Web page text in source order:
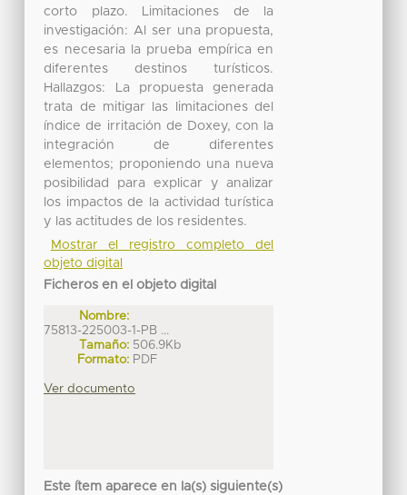
corto plazo. Limitaciones de la
investigación: Al ser una propuesta,
es necesaria la prueba empírica en
diferentes destinos turísticos.
Hallazgos: La propuesta generada
trata de mitigar las limitaciones del
índice de irritación de Doxey, con la
integración de diferentes
elementos; proponiendo una nueva
posibilidad para explicar y analizar
los impactos de la actividad turística
y las actitudes de los residentes.
Mostrar el registro completo del
objeto digital
Ficheros en el objeto digital
Nombre:
75813-225003-1-PB ...
Tamaño: 506.9Kb
Formato: PDF
Ver documento
Este ítem aparece en la(s) siguiente(s)